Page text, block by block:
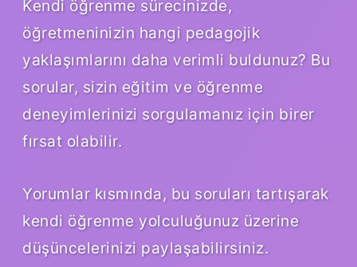
Kendi öğrenme sürecinizde,
öğretmeninizin hangi pedagojik
yaklaşımlarını daha verimli buldunuz? Bu
sorular, sizin eğitim ve öğrenme
deneyimlerinizi sorgulamanız için birer
fırsat olabilir.
Yorumlar kısmında, bu soruları tartışarak
kendi öğrenme yolculuğunuz üzerine
düşüncelerinizi paylaşabilirsiniz.